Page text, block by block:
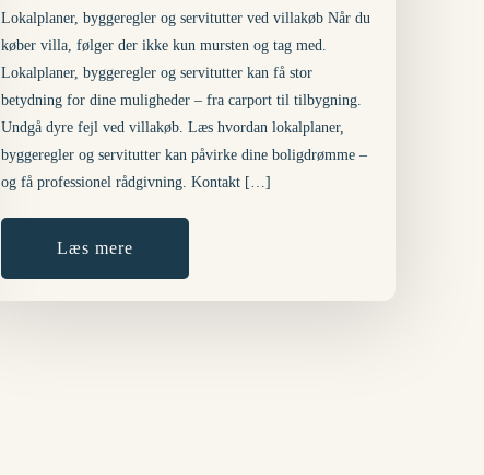
Lokalplaner, byggeregler og servitutter ved villakøb Når du
køber villa, følger der ikke kun mursten og tag med.
Lokalplaner, byggeregler og servitutter kan få stor
betydning for dine muligheder – fra carport til tilbygning.
Undgå dyre fejl ved villakøb. Læs hvordan lokalplaner,
byggeregler og servitutter kan påvirke dine boligdrømme –
og få professionel rådgivning. Kontakt […]
Læs mere